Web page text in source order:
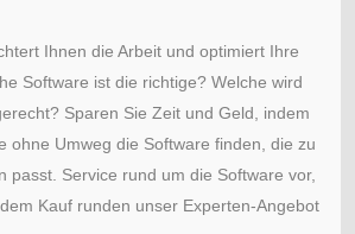
Ihnen die Arbeit und optimiert Ihre
Software ist die richtige? Welche wird
Sparen Sie Zeit und Geld, indem
ohne Umweg die Software finden, die zu
passt. Service rund um die Software vor,
Kauf runden unser Experten-Angebot